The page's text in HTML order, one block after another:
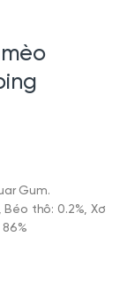
Gum.
Béo thô: 0.2%, Xơ